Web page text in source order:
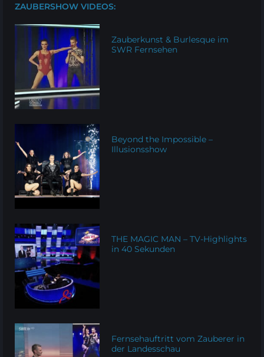
ZAUBERSHOW VIDEOS:
Zauberkunst & Burlesque im
SWR Fernsehen
Beyond the Impossible –
Illusionsshow
THE MAGIC MAN – TV-Highlights
in 40 Sekunden
Fernsehauftritt vom Zauberer in
der Landesschau